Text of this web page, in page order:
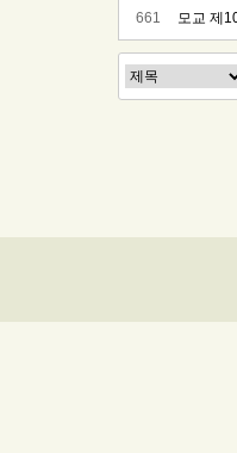
661 모교 제